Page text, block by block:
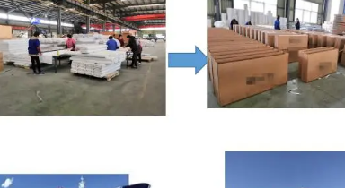
Chúng tôi sẽ gọi lại cho bạn sớm!